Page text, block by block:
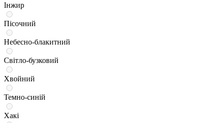
Інжир
Пісочний
Небесно-блакитний
Світло-бузковий
Хвойний
Темно-синій
Хакі